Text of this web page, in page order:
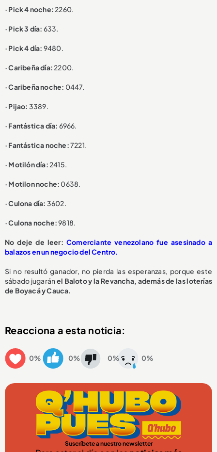
· Pick 4 noche: 2260.
· Pick 3 día: 633.
· Pick 4 día: 9480.
· Caribeña día: 2200.
· Caribeña noche: 0447.
· Pijao: 3389.
· Fantástica día: 6966.
· Fantástica noche:7221.
· Motilón día: 2415.
· Motilon noche: 0638.
· Culona día: 3602.
· Culona noche:9818.
No deje de leer: Comerciante venezolano fue asesinado a
balazos en un negocio del Centro.
Si no resultó ganador, no pierda las esperanzas, porque este
sábado jugaránel Baloto y la Revancha, además de las loterías
de Boyacá y Cauca.
Reacciona a esta noticia:
0% 0% 0% 0%
Suscríbete a nuestro newsletter